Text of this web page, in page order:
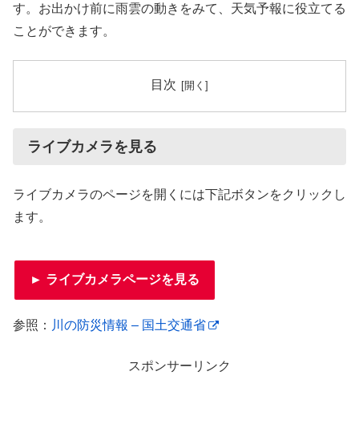
す。お出かけ前に雨雲の動きをみて、天気予報に役立てる
ことができます。
目次
ライブカメラを見る
ライブカメラのページを開くには下記ボタンをクリックし
ます。
► ライブカメラページを見る
参照： 川の防災情報 – 国土交通省
スポンサーリンク